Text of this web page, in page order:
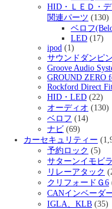
HID・ＬＥＤ・
関連パーツ (130)
ベロフ
LED (17)
ipod (1)
サウンドダンピ
Groove Audio
GROUND ZERO
Rockford Direct
HID・LED (22)
オーディオ (130)
ベロフ (14)
ナビ (69)
カーセキュリティー
予約ロック (5)
サターンイモビ
リレーアタック
クリフォードＧ6
CANインベーダ
IGLA、KLB (35)